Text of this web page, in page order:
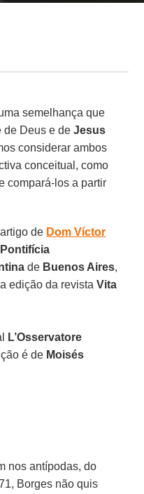
semelhança que
de Deus e deJesus
considerar ambos
conceitual, como
compará-los a partir
de Dom Víctor
Pontifícia
de Buenos Aires,
edição da revistaVita
L’Osservatore
é de Moisés
nos antípodas, do
Borges não quis